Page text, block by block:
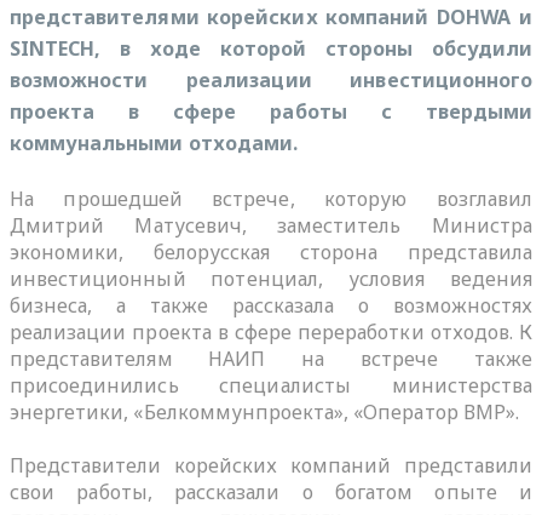
представителями корейских компаний DOHWA и
SINTECH, в ходе которой стороны обсудили
возможности реализации инвестиционного
проекта в сфере работы с твердыми
коммунальными отходами.
На прошедшей встрече, которую возглавил
Дмитрий Матусевич, заместитель Министра
экономики, белорусская сторона представила
инвестиционный потенциал, условия ведения
бизнеса, а также рассказала о возможностях
реализации проекта в сфере переработки отходов. К
представителям НАИП на встрече также
присоединились специалисты министерства
энергетики, «Белкоммунпроекта», «Оператор ВМР».
Представители корейских компаний представили
свои работы, рассказали о богатом опыте и